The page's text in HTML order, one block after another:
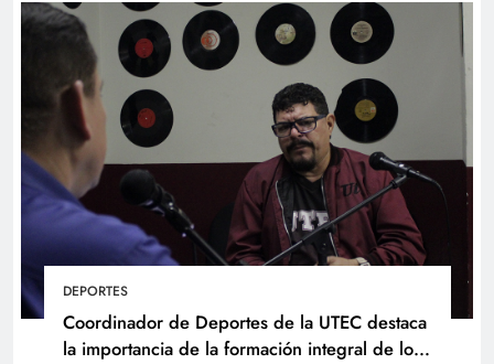
DEPORTES
Coordinador de Deportes de la UTEC destaca
la importancia de la formación integral de los